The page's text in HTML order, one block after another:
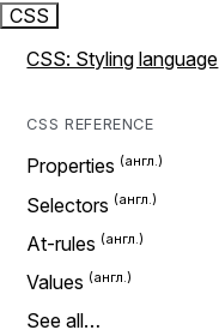
CSS
CSS: Styling language
CSS REFERENCE
Properties
Selectors
At-rules
Values
See all…